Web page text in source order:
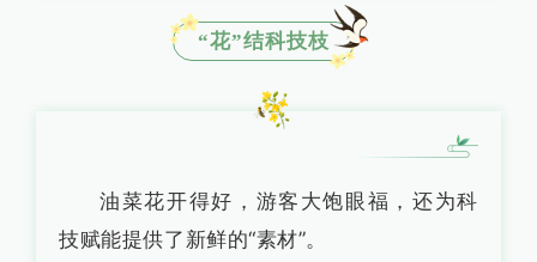
“花”结科技枝
油菜花开得好，游客大饱眼福，还为科
技赋能提供了新鲜的“素材”。